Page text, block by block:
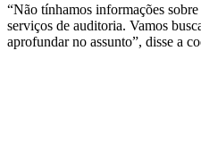
“Não tínhamos informações
serviços de auditoria. Vamos
aprofundar no assunto”, disse a